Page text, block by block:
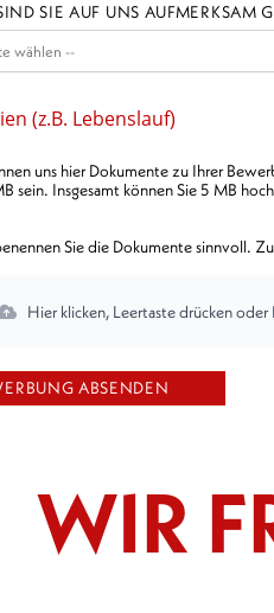
SIE AUF UNS AUFMERKSAM
(z.B. Lebenslauf)
uns hier Dokumente zu Ihrer
sein. Insgesamt können Sie 5 MB
Sie die Dokumente sinnvoll.
Hier klicken, Leertaste drücken
WIR